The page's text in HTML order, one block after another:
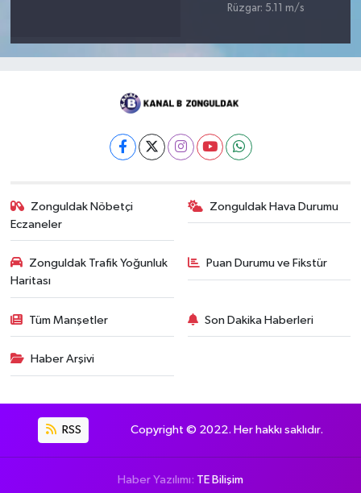
Rüzgar: 5.11 m/s
Zonguldak Nöbetçi
Eczaneler
Zonguldak Hava Durumu
Zonguldak Trafik Yoğunluk
Haritası
Puan Durumu ve Fikstür
Tüm Manşetler Son Dakika Haberleri
Haber Arşivi
RSS Copyright © 2022. Her hakkı saklıdır.
Haber Yazılımı: TE Bilişim